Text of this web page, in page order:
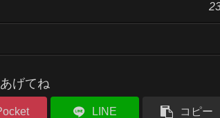
げてね
LINE コピー